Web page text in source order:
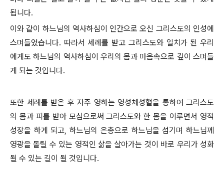
됩니다.
이와 같이 하느님의 역사하심이 인간으로 오신 그리스도의 인성에
스며들었습니다. 따라서 세례를 받고 그리스도와 일치가 된 우리
에게도 하느님의 역사하심이 우리의 몸과 마음속으로 깊이 스며들
게 되는 것입니다.
또한 세례를 받은 후 자주 영하는 영성체성혈을 통하여 그리스도
의 몸과 피를 받아 모심으로써 그리스도와 한 몸을 이루면서 영적
성장을 하게 되고, 하느님의 은총으로 하느님을 섬기며 하느님께
영광을 돌릴 수 있는 영적인 삶을 살아가는 것이 바로 우리가 성화
될 수 있는 길이 될 것입니다.